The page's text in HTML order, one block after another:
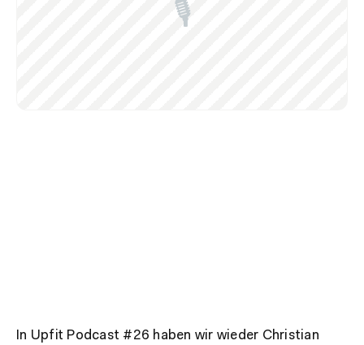
🎙️
In Upfit Podcast #26 haben wir wieder Christian